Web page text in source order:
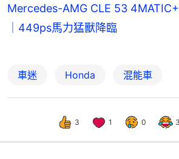
Mercedes-AMG CLE 53
｜449ps馬力猛獸降臨
車迷 Honda 混能車
3 1 0 3